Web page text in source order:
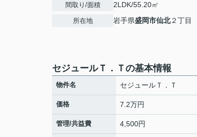
間取り/面積 2LDK/55.20㎡
所在地 岩手県盛岡市仙北２丁目
セジュールＴ．Ｔの基本情報
物件名 セジュールＴ．Ｔ
価格 7.2万円
管理/共益費 4,500円